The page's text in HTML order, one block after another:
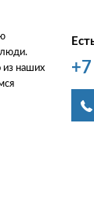
люди.
из наших
+7